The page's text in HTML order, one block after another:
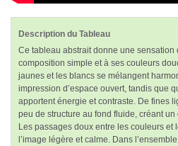
Description du Tableau
Ce tableau abstrait donne une sensation
composition simple et à ses couleurs
jaunes et les blancs se mélangent
impression d’espace ouvert, tandis que
apportent énergie et contraste. De fines
peu de structure au fond fluide, créant
Les passages doux entre les couleurs et
l’image légère et calme. Dans